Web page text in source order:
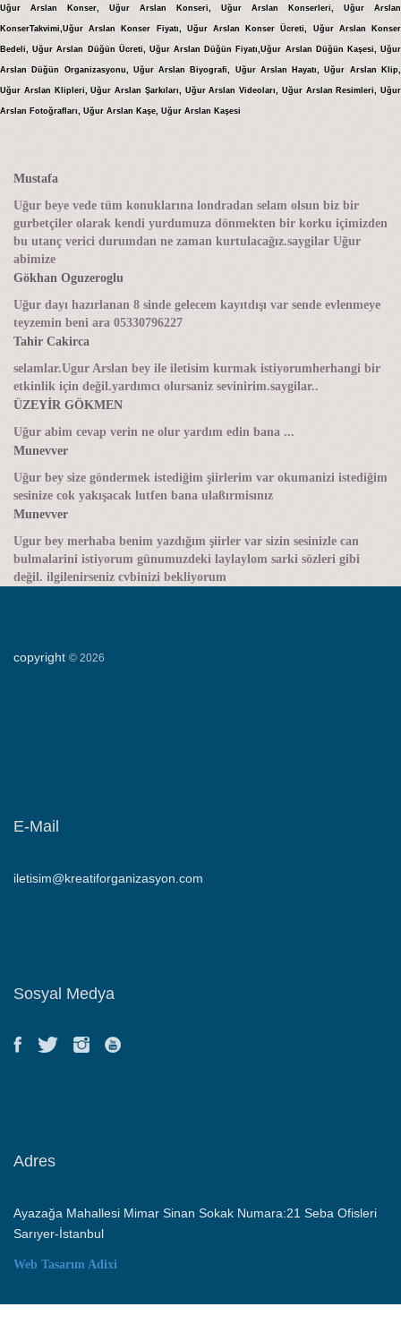
Uğur Arslan Konser, Uğur Arslan Konseri, Uğur Arslan Konserleri, Uğur Arslan
KonserTakvimi,Uğur Arslan Konser Fiyatı, Uğur Arslan Konser Ücreti, Uğur Arslan Konser
Bedeli, Uğur Arslan Düğün Ücreti, Uğur Arslan Düğün Fiyatı,Uğur Arslan Düğün Kaşesi, Uğur
Arslan Düğün Organizasyonu, Uğur Arslan Biyografi, Uğur Arslan Hayatı, Uğur Arslan Klip,
Uğur Arslan Klipleri, Uğur Arslan Şarkıları, Uğur Arslan Videoları, Uğur Arslan Resimleri, Uğur
Arslan Fotoğrafları, Uğur Arslan Kaşe, Uğur Arslan Kaşesi
Mustafa
Uğur beye vede tüm konuklarına londradan selam olsun biz bir
gurbetçiler olarak kendi yurdumuza dönmekten bir korku içimizden
bu utanç verici durumdan ne zaman kurtulacağız.saygilar Uğur
abimize
Gökhan Oguzeroglu
Uğur dayı hazırlanan 8 sinde gelecem kayıtdışı var sende evlenmeye
teyzemin beni ara 05330796227
Tahir Cakirca
selamlar.Ugur Arslan bey ile iletisim kurmak istiyorumherhangi bir
etkinlik için değil.yardımcı olursaniz sevinirim.saygilar..
ÜZEYİR GÖKMEN
Uğur abim cevap verin ne olur yardım edin bana ...
Munevver
Uğur bey size göndermek istediğim şiirlerim var okumanizi istediğim
sesinize cok yakışacak lutfen bana ulaßırmisınız
Munevver
Ugur bey merhaba benim yazdığım şiirler var sizin sesinizle can
bulmalarini istiyorum günumuzdeki laylaylom sarki sözleri gibi
değil. ilgilenirseniz cvbinizi bekliyorum
copyright © 2026
E-Mail
iletisim@kreatiforganizasyon.com
Sosyal Medya
Adres
Ayazağa Mahallesi Mimar Sinan Sokak Numara:21 Seba Ofisleri
Sarıyer-İstanbul
Web Tasarım Adixi